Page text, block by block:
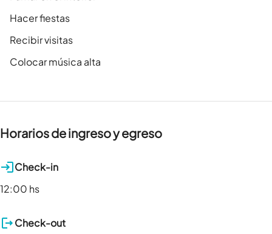
Hacer fiestas
Recibir visitas
Colocar música alta
Horarios de ingreso y egreso
Check-in
12:00 hs
Check-out